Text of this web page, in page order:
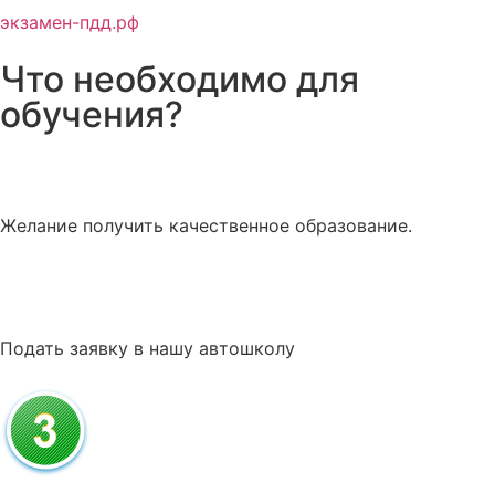
экзамен-пдд.рф
Что необходимо для
обучения?
Желание получить качественное образование.
Подать заявку в нашу автошколу